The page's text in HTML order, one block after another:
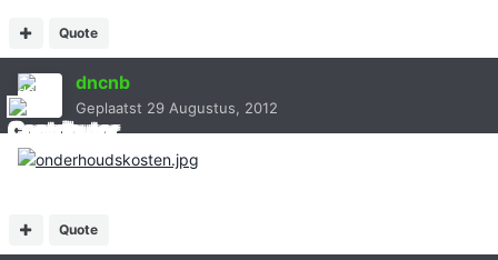
Quote
dncnb
Geplaatst 29 Augustus, 2012
Quote